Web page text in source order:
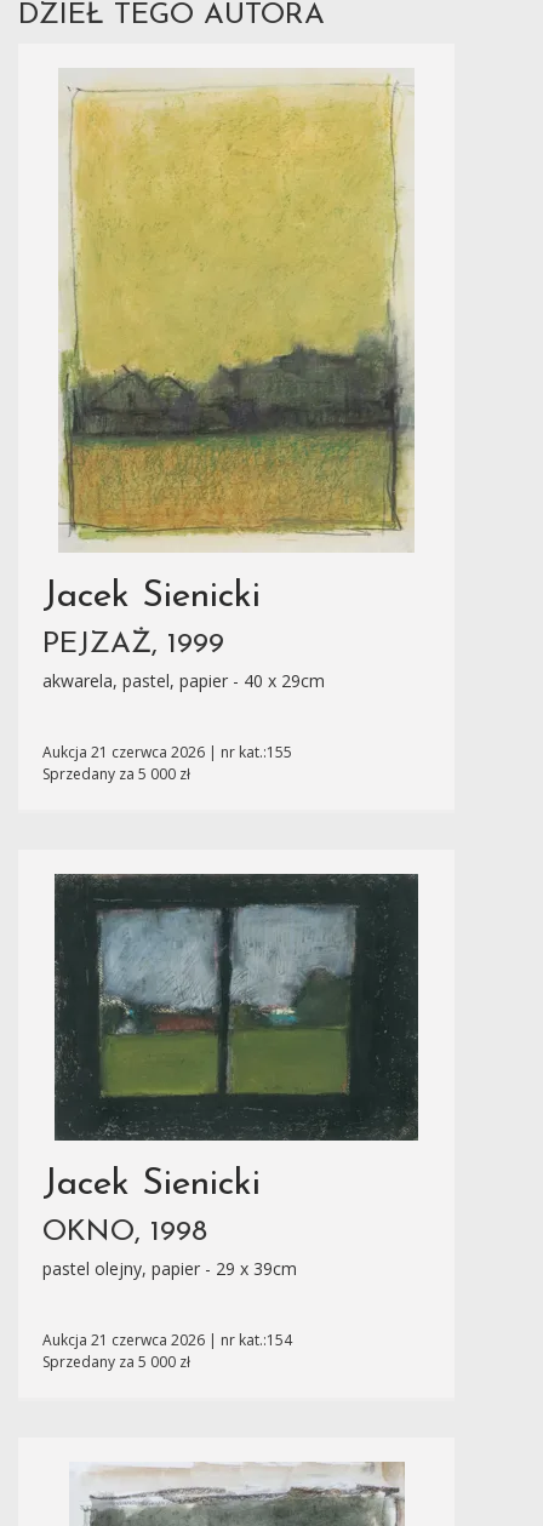
DZIEŁ TEGO AUTORA
Jacek Sienicki
PEJZAŻ, 1999
akwarela, pastel, papier - 40 x 29cm
Aukcja 21 czerwca 2026 | nr kat.:155
Sprzedany za 5 000 zł
Jacek Sienicki
OKNO, 1998
pastel olejny, papier - 29 x 39cm
Aukcja 21 czerwca 2026 | nr kat.:154
Sprzedany za 5 000 zł